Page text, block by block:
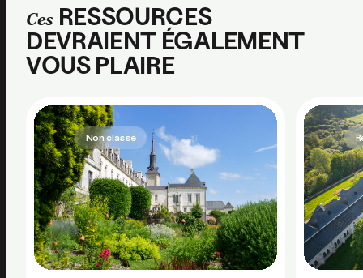
Ces RESSOURCES
DEVRAIENT ÉGALEMENT
VOUS PLAIRE
Non classé